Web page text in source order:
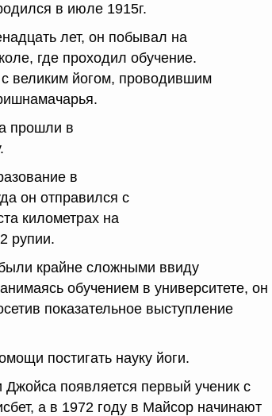
в июле 1915г.
лет, он побывал на
где проходил обучение.
великим йогом, проводившим
прошли в
в
он отправился с
километрах на
рупии.
крайне сложными ввиду
обучением в университете, он
показательное выступление
постигать науку йоги.
Джойса появляется первый ученик с
а в 1972 году в Майсор начинают